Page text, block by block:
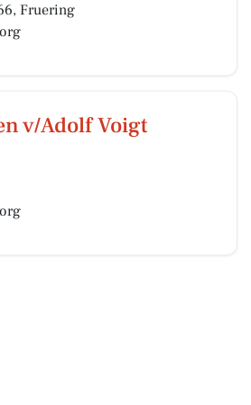
Fruering
v/Adolf Voigt